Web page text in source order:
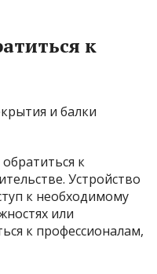
к
к
Устройство
к необходимому
или
к профессионалам,